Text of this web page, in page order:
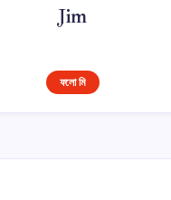
Jim
ফলো মি